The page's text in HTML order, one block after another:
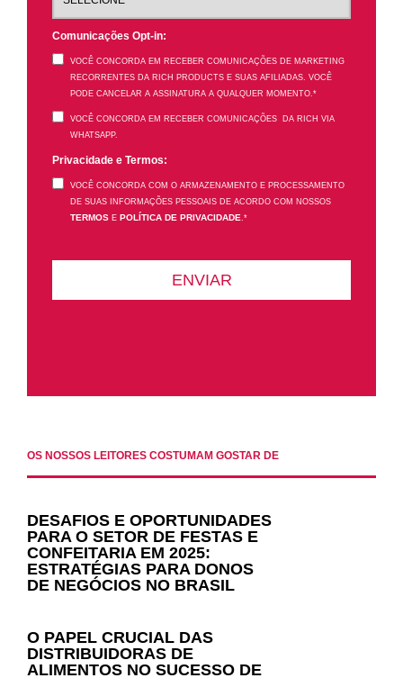
Comunicações Opt-in:
VOCÊ CONCORDA EM RECEBER COMUNICAÇÕES DE MARKETING
RECORRENTES DA RICH PRODUCTS E SUAS AFILIADAS. VOCÊ
PODE CANCELAR A ASSINATURA A QUALQUER MOMENTO.*
VOCÊ CONCORDA EM RECEBER COMUNICAÇÕES DA RICH VIA
WHATSAPP.
Privacidade e Termos:
VOCÊ CONCORDA COM O ARMAZENAMENTO E PROCESSAMENTO
DE SUAS INFORMAÇÕES PESSOAIS DE ACORDO COM NOSSOS
TERMOS E POLÍTICA DE PRIVACIDADE.*
OS NOSSOS LEITORES COSTUMAM GOSTAR DE
DESAFIOS E OPORTUNIDADES
PARA O SETOR DE FESTAS E
CONFEITARIA EM 2025:
ESTRATÉGIAS PARA DONOS
DE NEGÓCIOS NO BRASIL
O PAPEL CRUCIAL DAS
DISTRIBUIDORAS DE
ALIMENTOS NO SUCESSO DE